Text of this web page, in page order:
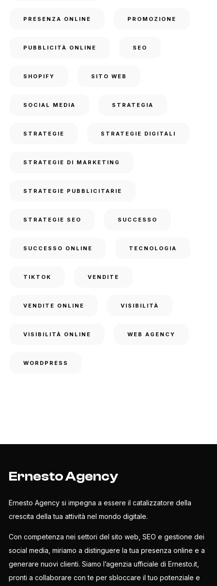
PRESENZA ONLINE PROMOZIONE
PUBBLICITÀ ONLINE SEO
SHOPIFY SITO WEB
SOCIAL MEDIA STRATEGIA
STRATEGIE STRATEGIE DIGITALI
STRATEGIE DI MARKETING
STRATEGIE PUBBLICITARIE
STRATEGIE SEO SUCCESSO
SUCCESSO ONLINE TECNOLOGIA
TIKTOK VENDITE
VENDITE ONLINE VISIBILITÀ
VISIBILITÀ ONLINE WEB AGENCY
WORDPRESS
Ernesto Agency
Ernesto Agency si impegna a essere il catalizzatore della
crescita della tua attività nel mondo digitale.
Con competenza nei settori del sito web, SEO e gestione dei
social media, miriamo a distinguere la tua presenza online e a
generare nuovi clienti. Siamo l’agenzia ufficiale di Ernesto.it,
pronti a collaborare con te per sbloccare il tuo potenziale e